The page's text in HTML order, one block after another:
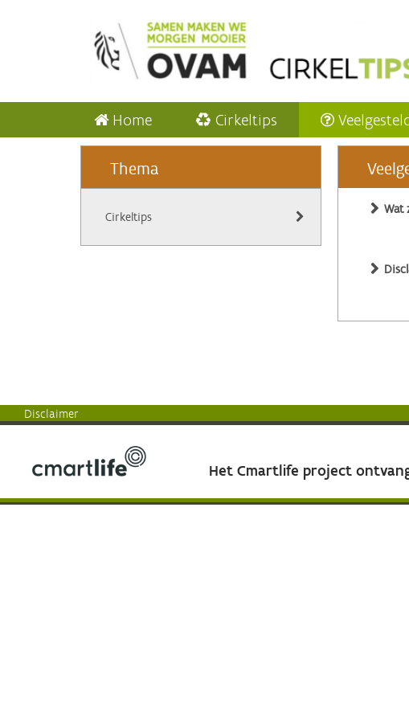
Home Cirkeltips
Thema
Cirkeltips
Wat
Disclaimer
Het Cmartlife project